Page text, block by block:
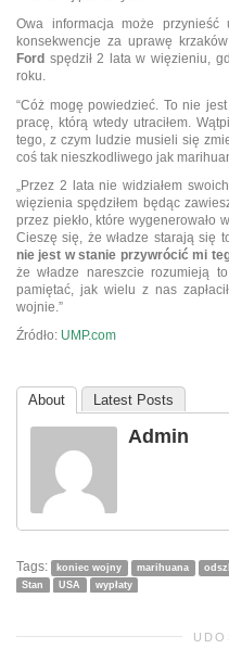
Owa informacja może przynieść
konsekwencje za uprawę
Ford spędził 2 lata w więzieniu,
roku.
“Cóż mogę powiedzieć. To nie
pracę, którą wtedy utraciłem.
tego, z czym ludzie musieli się
coś tak nieszkodliwego jak
„Przez 2 lata nie widziałem
więzienia spędziłem będąc
przez piekło, które wygenerowało
Cieszę się, że władze starają się
nie jest w stanie przywrócić mi
że władze nareszcie rozumieją
pamiętać, jak wielu z nas
wojnie.”
Źródło: UMP.com
About Latest Posts
Admin
Tags: koniec wojny marihuana
Stan
USA wypłaty